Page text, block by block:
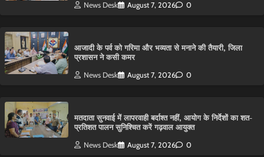
News Desk August 7, 2026 0
आजादी के पर्व को गरिमा और भव्यता से मनाने की तैयारी, जिला
प्रशासन ने कसी कमर
News Desk August 7, 2026 0
मतदाता सुनवाई में लापरवाही बर्दाश्त नहीं, आयोग के निर्देशों का शत-
प्रतिशत पालन सुनिश्चित करें गढ़वाल आयुक्त
News Desk August 7, 2026 0